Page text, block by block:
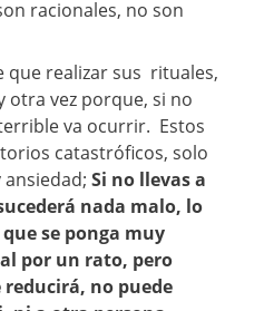
racionales, no son
que realizar sus rituales,
otra vez porque, si no
va ocurrir. Estos
catastróficos, solo
Si no llevas a
nada malo, lo
se ponga muy
por un rato, pero
reducirá, no puede